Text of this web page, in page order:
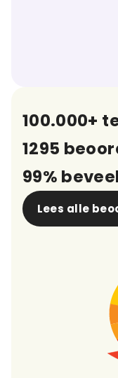
100.000+
1295
99%
Lees alle